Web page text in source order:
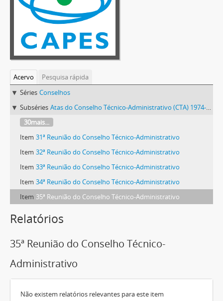
Acervo
Pesquisa rápida
Séries Conselhos
Subséries Atas do Conselho Técnico-Administrativo (CTA) 1974-1981
30mais...
Item 31ª Reunião do Conselho Técnico-Administrativo
Item 32ª Reunião do Conselho Técnico-Administrativo
Item 33ª Reunião do Conselho Técnico-Administrativo
Item 34ª Reunião do Conselho Técnico-Administrativo
Item 35ª Reunião do Conselho Técnico-Administrativo
Relatórios
35ª Reunião do Conselho Técnico-
Administrativo
Não existem relatórios relevantes para este item